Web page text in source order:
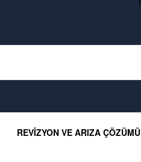
REVIZYON VE ARIZA ÇÖZÜMÜ